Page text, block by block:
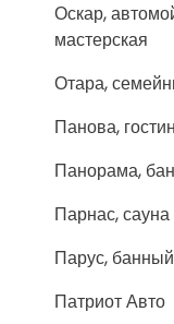
Оскар,
мастерская
Отара,
Панова,
Панорама,
Парнас, сауна
Парус,
Патриот Авто